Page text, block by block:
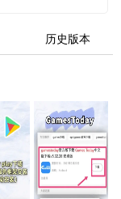
历史版本